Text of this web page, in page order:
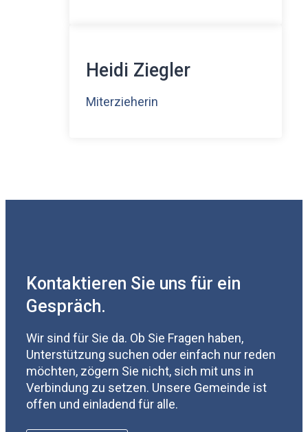
Heidi Ziegler
Miterzieherin
Kontaktieren Sie uns für ein
Gespräch.
Wir sind für Sie da. Ob Sie Fragen haben,
Unterstützung suchen oder einfach nur reden
möchten, zögern Sie nicht, sich mit uns in
Verbindung zu setzen. Unsere Gemeinde ist
offen und einladend für alle.